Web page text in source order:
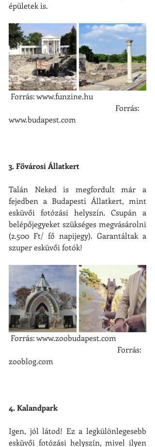
épületek is.
                                                       Forrás:
www.budapest.com
3. Fővárosi Állatkert
Talán Neked is megfordult már a
fejedben a Budapesti Állatkert, mint
esküvői fotózási helyszín. Csupán a
belépőjegyeket szükséges megvásárolni
(2.500 Ft/ fő napijegy). Garantáltak a
szuper esküvői fotók!
                                                        Forrás:
zooblog.com
4. Kalandpark
Igen, jól látod! Ez a legkülönlegesebb
esküvői fotózási helyszín, mivel ilyen